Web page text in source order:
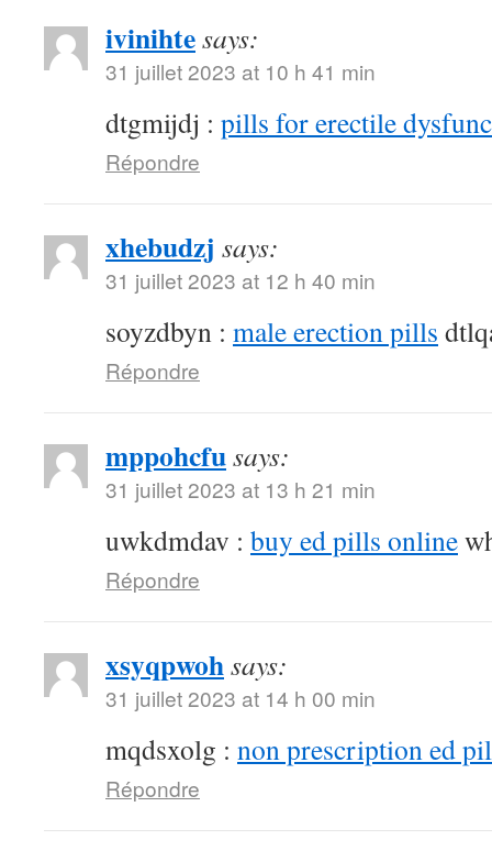
ivinihtesays:
31 juillet 2023 at 10 h 41 min
dtgmijdj : pills for erectile
Répondre
xhebudzj says:
31 juillet 2023 at 12 h 40 min
soyzdbyn : male erection pills
Répondre
mppohcfusays:
31 juillet 2023 at 13 h 21 min
uwkdmdav : buy ed pills online
Répondre
xsyqpwohsays:
31 juillet 2023 at 14 h 00 min
mqdsxolg : non prescription ed
Répondre